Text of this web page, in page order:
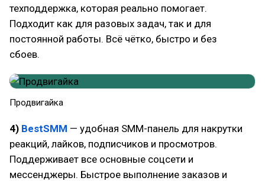
техподдержка, которая реально помогает.
Подходит как для разовых задач, так и для
постоянной работы. Всё чётко, быстро и без
сбоев.
Продвигайка
4) BestSMM — удобная SMM-панель для накрутки
реакций, лайков, подписчиков и просмотров.
Поддерживает все основные соцсети и
мессенджеры. Быстрое выполнение заказов и